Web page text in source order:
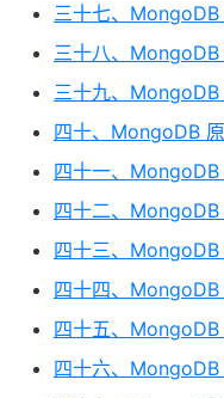
三十七、MongoDB
三十八、
三十九、
四十、MongoDB
四十一、MongoDB
四十二、MongoDB
四十三、
四十四、
四十五、MongoDB
四十六、